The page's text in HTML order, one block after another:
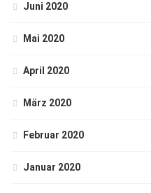
Juni 2020
Mai 2020
April 2020
März 2020
Februar 2020
Januar 2020